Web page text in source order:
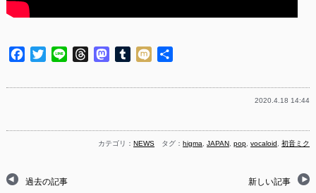
Facebook
TwitterLine ThreadsMastodon
Tumblr
Mixi
2020.4.18 14:44
カテゴリ： NEWS タグ： higma,JAPAN,pop,vocaloid ,初音ミク
過去の記事 新しい記事